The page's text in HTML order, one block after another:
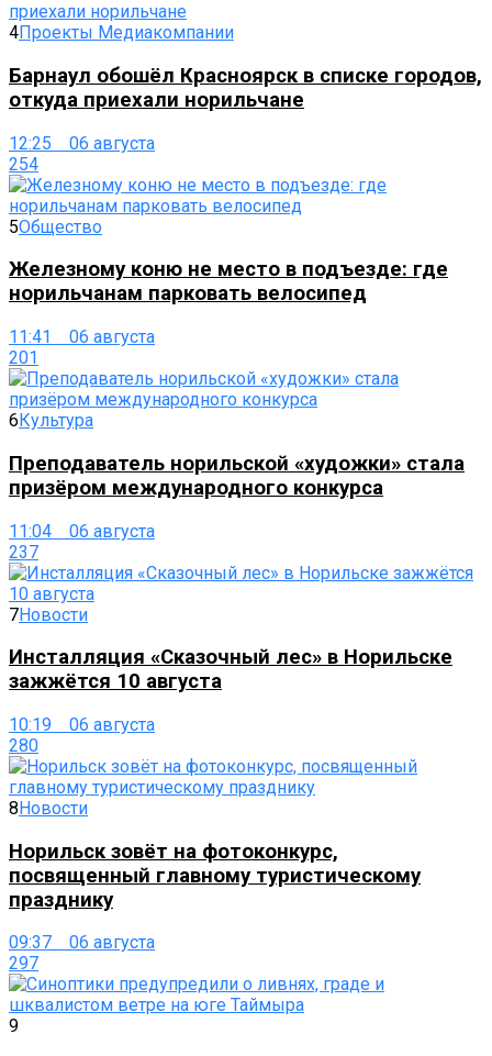
4Проекты Медиакомпании
Барнаул обошёл Красноярск в списке городов,
откуда приехали норильчане
12:25 06 августа
254
5Общество
Железному коню не место в подъезде: где
норильчанам парковать велосипед
11:41 06 августа
201
6Культура
Преподаватель норильской «художки» стала
призёром международного конкурса
11:04 06 августа
237
7Новости
Инсталляция «Сказочный лес» в Норильске
зажжётся 10 августа
10:19 06 августа
280
8Новости
Норильск зовёт на фотоконкурс,
посвященный главному туристическому
празднику
09:37 06 августа
297
9